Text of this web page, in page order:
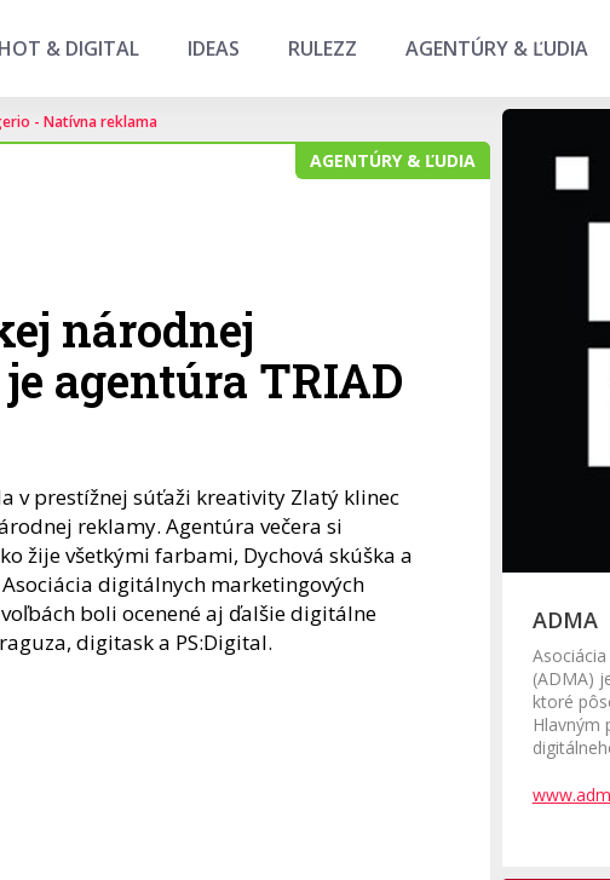
HOT & DIGITAL IDEAS RULEZZ AGENTÚRY & ĽUDIA
- Natívna reklama
AGENTÚRY & ĽUDIA
národnej
agentúra TRIAD
v prestížnej súťaži kreativity Zlatý klinec
reklamy. Agentúra večera si
žije všetkými farbami, Dychová skúška a
Asociácia digitálnych marketingových
boli ocenené aj ďalšie digitálne
digitask a PS:Digital.
ADMA
(ADMA)
ktoré
Hlavným